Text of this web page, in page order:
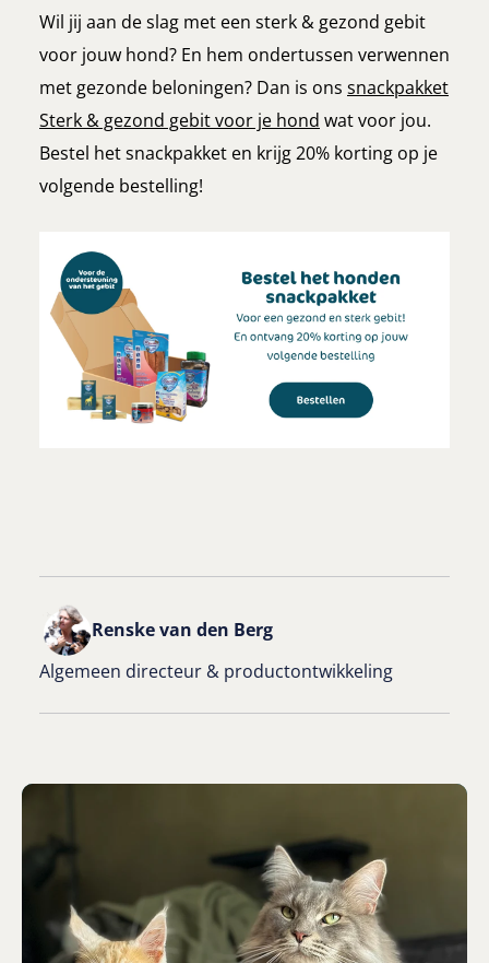
Wil jij aan de slag met een sterk & gezond gebit
voor jouw hond? En hem ondertussen verwennen
met gezonde beloningen? Dan is ons snackpakket
Sterk & gezond gebit voor je hond wat voor jou.
Bestel het snackpakket en krijg 20% korting op je
volgende bestelling!
Renske van den Berg
Algemeen directeur & productontwikkeling